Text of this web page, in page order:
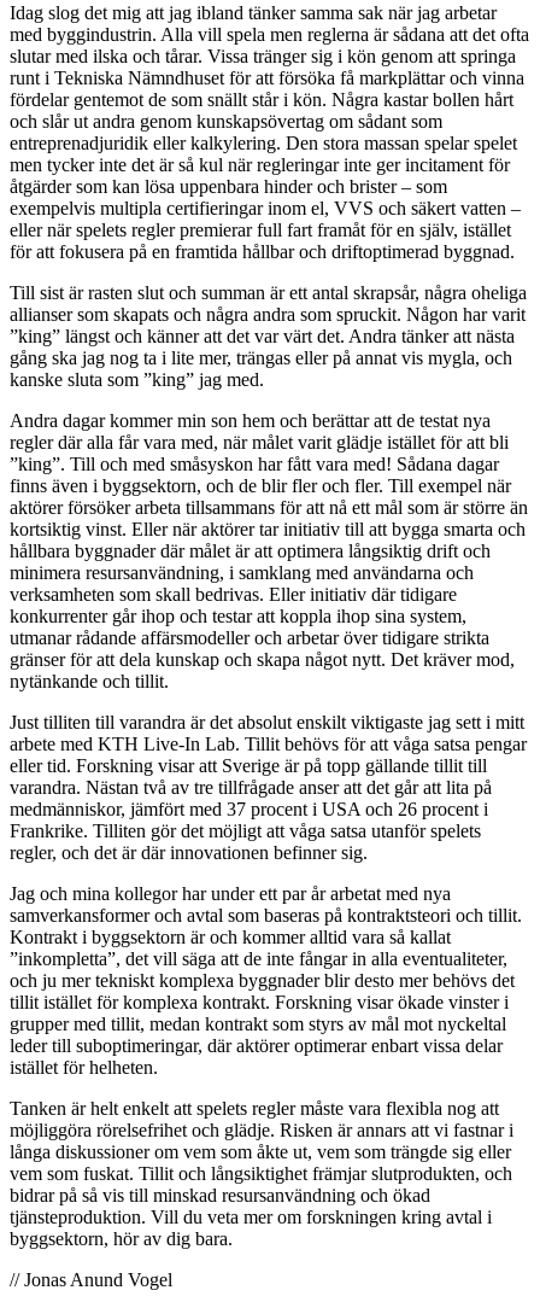
Idag slog det mig att jag ibland tänker samma sak när jag arbetar
med byggindustrin. Alla vill spela men reglerna är sådana att det ofta
slutar med ilska och tårar. Vissa tränger sig i kön genom att springa
runt i Tekniska Nämndhuset för att försöka få markplättar och vinna
fördelar gentemot de som snällt står i kön. Några kastar bollen hårt
och slår ut andra genom kunskapsövertag om sådant som
entreprenadjuridik eller kalkylering. Den stora massan spelar spelet
men tycker inte det är så kul när regleringar inte ger incitament för
åtgärder som kan lösa uppenbara hinder och brister – som
exempelvis multipla certifieringar inom el, VVS och säkert vatten –
eller när spelets regler premierar full fart framåt för en själv, istället
för att fokusera på en framtida hållbar och driftoptimerad byggnad.
Till sist är rasten slut och summan är ett antal skrapsår, några oheliga
allianser som skapats och några andra som spruckit. Någon har varit
”king” längst och känner att det var värt det. Andra tänker att nästa
gång ska jag nog ta i lite mer, trängas eller på annat vis mygla, och
kanske sluta som ”king” jag med.
Andra dagar kommer min son hem och berättar att de testat nya
regler där alla får vara med, när målet varit glädje istället för att bli
”king”. Till och med småsyskon har fått vara med! Sådana dagar
finns även i byggsektorn, och de blir fler och fler. Till exempel när
aktörer försöker arbeta tillsammans för att nå ett mål som är större än
kortsiktig vinst. Eller när aktörer tar initiativ till att bygga smarta och
hållbara byggnader där målet är att optimera långsiktig drift och
minimera resursanvändning, i samklang med användarna och
verksamheten som skall bedrivas. Eller initiativ där tidigare
konkurrenter går ihop och testar att koppla ihop sina system,
utmanar rådande affärsmodeller och arbetar över tidigare strikta
gränser för att dela kunskap och skapa något nytt. Det kräver mod,
nytänkande och tillit.
Just tilliten till varandra är det absolut enskilt viktigaste jag sett i mitt
arbete med KTH Live-In Lab. Tillit behövs för att våga satsa pengar
eller tid. Forskning visar att Sverige är på topp gällande tillit till
varandra. Nästan två av tre tillfrågade anser att det går att lita på
medmänniskor, jämfört med 37 procent i USA och 26 procent i
Frankrike. Tilliten gör det möjligt att våga satsa utanför spelets
regler, och det är där innovationen befinner sig.
Jag och mina kollegor har under ett par år arbetat med nya
samverkansformer och avtal som baseras på kontraktsteori och tillit.
Kontrakt i byggsektorn är och kommer alltid vara så kallat
”inkompletta”, det vill säga att de inte fångar in alla eventualiteter,
och ju mer tekniskt komplexa byggnader blir desto mer behövs det
tillit istället för komplexa kontrakt. Forskning visar ökade vinster i
grupper med tillit, medan kontrakt som styrs av mål mot nyckeltal
leder till suboptimeringar, där aktörer optimerar enbart vissa delar
istället för helheten.
Tanken är helt enkelt att spelets regler måste vara flexibla nog att
möjliggöra rörelsefrihet och glädje. Risken är annars att vi fastnar i
långa diskussioner om vem som åkte ut, vem som trängde sig eller
vem som fuskat. Tillit och långsiktighet främjar slutprodukten, och
bidrar på så vis till minskad resursanvändning och ökad
tjänsteproduktion. Vill du veta mer om forskningen kring avtal i
byggsektorn, hör av dig bara.
// Jonas Anund Vogel